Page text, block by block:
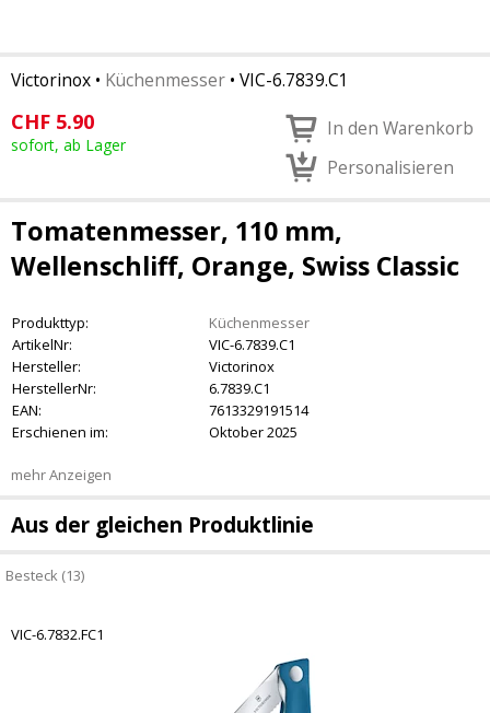
Victorinox • Küchenmesser • VIC-6.7839.C1
CHF 5.90
sofort, ab Lager
In den Warenkorb
Personalisieren
Tomatenmesser, 110 mm,
Wellenschliff, Orange, Swiss Classic
Produkttyp:
Küchenmesser
ArtikelNr:
VIC-6.7839.C1
Hersteller:
Victorinox
HerstellerNr:
6.7839.C1
EAN:
7613329191514
Erschienen im:
Oktober 2025
mehr Anzeigen
Aus der gleichen Produktlinie
Besteck (13)
VIC-6.7832.FC1